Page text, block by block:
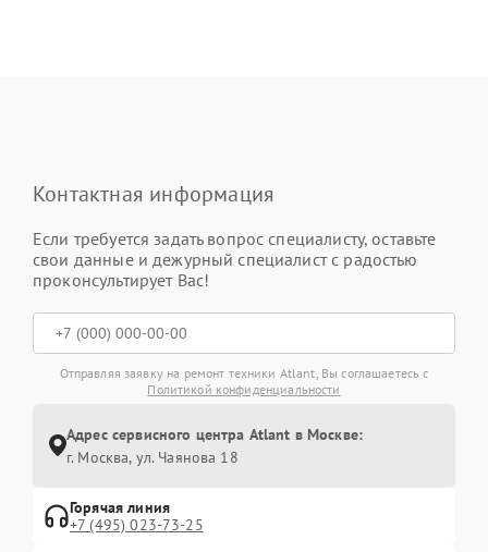
Контактная информация
Если требуется задать вопрос специалисту, оставьте
свои данные и дежурный специалист с радостью
проконсультирует Вас!
Отправляя заявку на ремонт техники Atlant, Вы соглашаетесь с
Политикой конфиденциальности
Адрес сервисного центра Atlant в Москве:
г. Москва, ул. Чаянова 18
Горячая линия
+7 (495) 023-73-25